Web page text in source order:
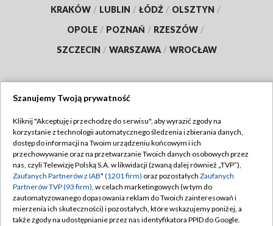
KRAKÓW / LUBLIN / ŁÓDŹ / OLSZTYN /
OPOLE / POZNAŃ / RZESZÓW /
SZCZECIN / WARSZAWA / WROCŁAW
TVP
Abonament TVP
Emisja w TVP
Centrum informacji TVP
Naziemna Telewizja Cyfrowa
Regulamin TVP
Polityka prywatności
Moje zgody
Pomoc
Szanujemy Twoją prywatność
Kliknij "Akceptuję i przechodzę do serwisu", aby wyrazić zgody na
korzystanie z technologii automatycznego śledzenia i zbierania danych,
dostęp do informacji na Twoim urządzeniu końcowym i ich
przechowywanie oraz na przetwarzanie Twoich danych osobowych przez
nas, czyli Telewizję Polską S.A. w likwidacji (zwaną dalej również „TVP”),
Zaufanych Partnerów z IAB* (1201 firm) oraz pozostałych Zaufanych
Partnerów TVP (93 firm), w celach marketingowych (w tym do
zautomatyzowanego dopasowania reklam do Twoich zainteresowań i
mierzenia ich skuteczności) i pozostałych, które wskazujemy poniżej, a
także zgody na udostępnianie przez nas identyfikatora PPID do Google.